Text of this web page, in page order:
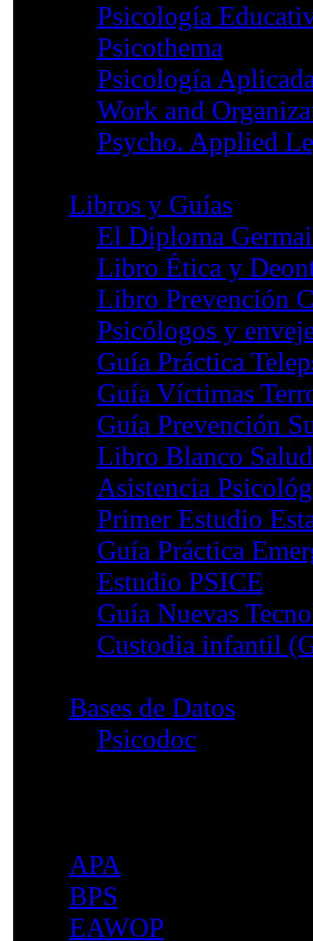
Psicología
Psicothema
Psicología
Work and
Psycho. Applied
Libros y Guías
El Diploma
Libro Ética y
Libro Prevención
Psicólogos y
Guía Práctica
Guía Víctimas
Guía Prevención
Libro Blanco
Asistencia
Primer Estudio
Guía Práctica
Estudio PSICE
Guía Nuevas
Custodia infantil
Bases de Datos
Psicodoc
APA
BPS
EAWOP